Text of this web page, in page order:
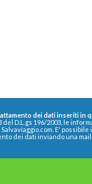
dei dati inseriti in
D.L.gs 196/2003, le
E'
dei dati inviando una